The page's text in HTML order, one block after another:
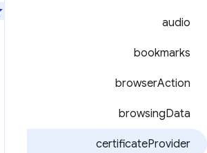
audio
bookmarks
browserAction
browsingData
certificateProvider